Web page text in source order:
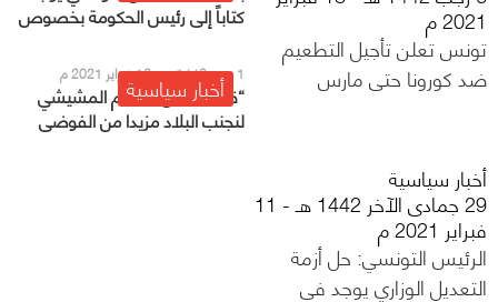
2021 م
تونس تعلن تأجيل التطعيم
ضد كورونا حتى مارس
كتاباً إلى رئيس الحكومة بخصوص
التعديل الوزاري
أخبار سياسية 1 رجب 1442 هـ - 13 فبراير 2021 م
“قلب تونس”: ندعم المشيشي
لنجنب البلاد مزيدا من الفوضى
أخبار سياسية
29 جمادى الآخر 1442 هـ - 11
فبراير 2021 م
الرئيس التونسي: حل أزمة
التعديل الوزاري يوجد في